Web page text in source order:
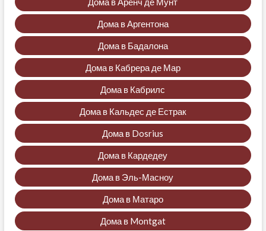
Дома в Аргентона
Дома в Бадалона
Дома в Кабрера де Мар
Дома в Кабрилс
Дома в Кальдес де Естрак
Дома в Dosrius
Дома в Кардедеу
Дома в Эль-Масноу
Дома в Матаро
Дома в Montgat